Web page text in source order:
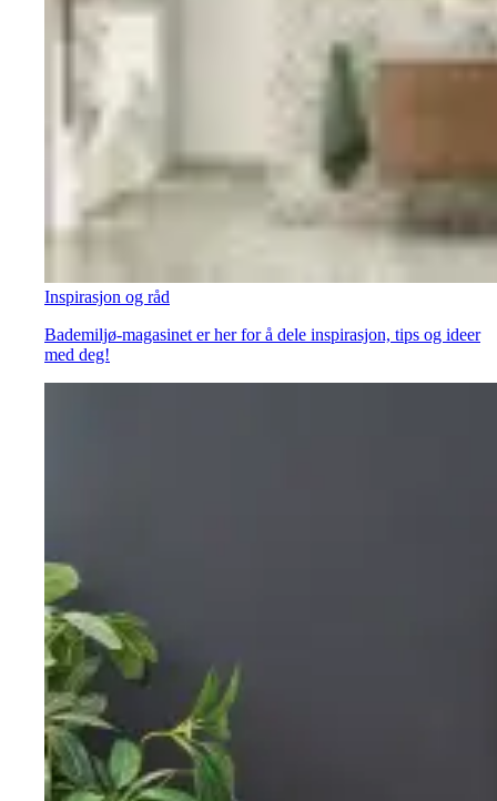
Inspirasjon og råd
Bademiljø-magasinet er her for å dele inspirasjon, tips og ideer
med deg!